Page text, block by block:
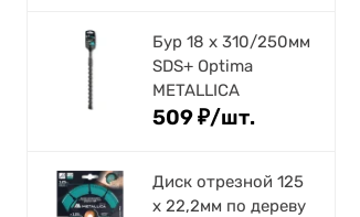
Бур 18 х 310/250мм
SDS+ Optima
METALLICA
509₽/шт.
Диск отрезной 125
x 22,2мм по дереву